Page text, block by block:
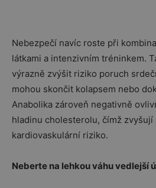
Nebezpečí navíc roste při
látkami a intenzivním tréninkem.
výrazně zvýšit riziko poruch
mohou skončit kolapsem nebo
Anabolika zároveň negativně
hladinu cholesterolu, čímž zvyšují
kardiovaskulární riziko.
Neberte na lehkou váhu vedlejší